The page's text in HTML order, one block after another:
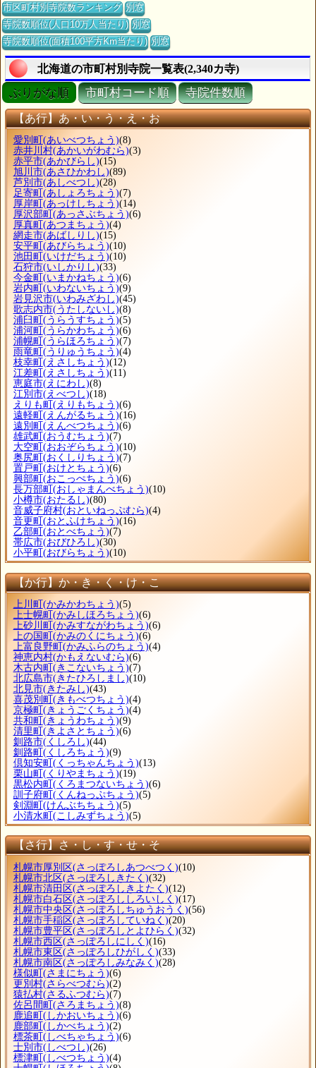
市区町村別寺院数ランキング 別窓
寺院数順位(人口10万人当たり) 別窓
寺院数順位(面積100平方Km当たり) 別窓
北海道の市町村別寺院一覧表(2,340カ寺)
ぶりがな順 市町村コード順 寺院件数順
【あ行】あ・い・う・え・お
愛別町 (あいべつちょう)(8)
赤井川村(あかいがわむら)(3)
赤平市(あかびらし)(15)
旭川市(あさひかわし)(89)
芦別市(あしべつし)(28)
足寄町 (あしょろちょう)(7)
厚岸町 (あっけしちょう)(14)
厚沢部町 (あっさぶちょう)(6)
厚真町 (あつまちょう)(4)
網走市(あばしりし)(15)
安平町 (あびらちょう)(10)
池田町 (いけだちょう)(10)
石狩市(いしかりし)(33)
今金町 (いまかねちょう)(6)
岩内町 (いわないちょう)(9)
岩見沢市(いわみざわし)(45)
歌志内市(うたしないし)(8)
浦臼町 (うらうすちょう)(5)
浦河町 (うらかわちょう)(6)
浦幌町 (うらほろちょう)(7)
雨竜町 (うりゅうちょう)(4)
枝幸町 (えさしちょう)(12)
江差町 (えさしちょう)(11)
恵庭市(えにわし)(8)
江別市(えべつし)(18)
えりも町 (えりもちょう)(6)
遠軽町 (えんがるちょう)(16)
遠別町 (えんべつちょう)(6)
雄武町 (おうむちょう)(7)
大空町 (おおぞらちょう)(10)
奥尻町 (おくしりちょう)(7)
置戸町 (おけとちょう)(6)
興部町 (おこっぺちょう)(6)
長万部町 (おしゃまんべちょう)(10)
小樽市(おたるし)(80)
音威子府村(おといねっぷむら)(4)
音更町 (おとふけちょう)(16)
乙部町 (おとべちょう)(7)
帯広市(おびひろし)(30)
小平町 (おびらちょう)(10)
【か行】か・き・く・け・こ
上川町 (かみかわちょう)(5)
上士幌町 (かみしほろちょう)(6)
上砂川町 (かみすながわちょう)(6)
上の国町 (かみのくにちょう)(6)
上富良野町 (かみふらのちょう)(4)
神恵内村(かもえないむら)(6)
木古内町 (きこないちょう)(7)
北広島市(きたひろしまし)(10)
北見市(きたみし)(43)
喜茂別町 (きもべつちょう)(4)
京極町 (きょうごくちょう)(4)
共和町 (きょうわちょう)(9)
清里町 (きよさとちょう)(6)
釧路市(くしろし)(44)
釧路町 (くしろちょう)(9)
倶知安町 (くっちゃんちょう)(13)
栗山町 (くりやまちょう)(19)
黒松内町 (くろまつないちょう)(6)
訓子府町 (くんねっぷちょう)(5)
剣淵町 (けんぶちちょう)(5)
小清水町 (こしみずちょう)(5)
【さ行】さ・し・す・せ・そ
札幌市厚別区(さっぽろしあつべつく)(10)
札幌市北区(さっぽろしきたく)(32)
札幌市清田区(さっぽろしきよたく)(12)
札幌市白石区(さっぽろししろいしく)(17)
札幌市中央区(さっぽろしちゅうおうく)(56)
札幌市手稲区(さっぽろしていねく)(20)
札幌市豊平区(さっぽろしとよひらく)(32)
札幌市西区(さっぽろしにしく)(16)
札幌市東区(さっぽろしひがしく)(33)
札幌市南区(さっぽろしみなみく)(28)
様似町 (さまにちょう)(6)
更別村(さらべつむら)(2)
猿払村(さるふつむら)(7)
佐呂間町 (さろまちょう)(8)
鹿追町 (しかおいちょう)(6)
鹿部町 (しかべちょう)(2)
標茶町 (しべちゃちょう)(6)
士別市(しべつし)(26)
標津町 (しべつちょう)(4)